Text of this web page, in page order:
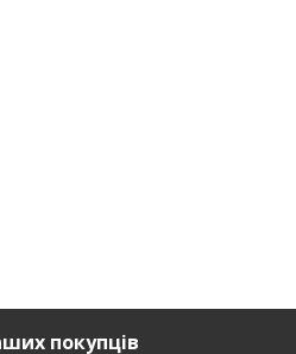
покупців